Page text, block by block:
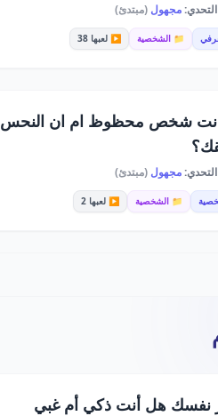
مجهول (مبتدئ)
📁 الشخصية ▶️ لعبها 38
شخص محظوظ ام ان النحس
مجهول (مبتدئ)
📁 الشخصية ▶️ لعبها 2
نفسك هل أنت ذكي أم غبي